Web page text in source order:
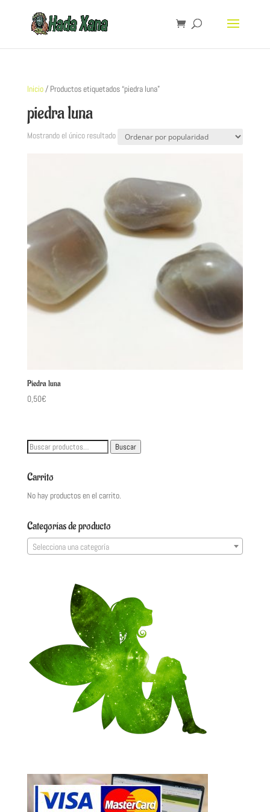
Inicio/ Productos etiquetados “piedra luna”
piedra luna
Mostrando el único resultado
Piedra luna
0,50€
Buscar
Buscar
Carrito
No hay productos en el carrito.
Categorías de producto
Selecciona una categoría